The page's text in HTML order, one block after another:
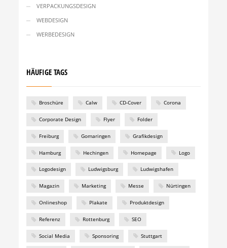
VERPACKUNGSDESIGN
WEBDESIGN
WERBEDESIGN
HÄUFIGE TAGS
Broschüre Calw CD-Cover Corona
Corporate Design Flyer Folder
Freiburg Gomaringen Grafikdesign
Hamburg Hechingen Homepage Logo
Logodesign Ludwigsburg Ludwigshafen
Magazin Marketing Messe Nürtingen
Onlineshop Plakate Produktdesign
Referenz Rottenburg SEO
Social Media Sponsoring Stuttgart